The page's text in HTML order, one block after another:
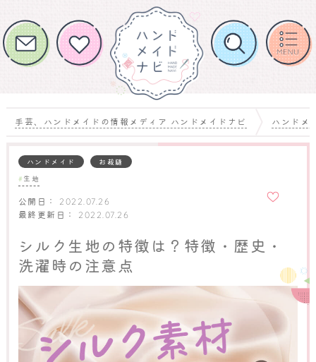
手芸、ハンドメイドの情報メディア ハンドメイドナビ ハンドメ
ハンドメイド お裁縫
生地
公開日： 2022.07.26
最終更新日： 2022.07.26
入りに
シルク生地の特徴は？特徴・歴史・
洗濯時の注意点